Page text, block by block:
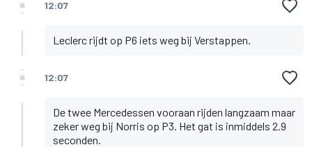
12:07
Leclerc rijdt op P6 iets weg bij Verstappen.
12:07
De twee Mercedessen vooraan rijden langzaam maar
zeker weg bij Norris op P3. Het gat is inmiddels 2.9
seconden.